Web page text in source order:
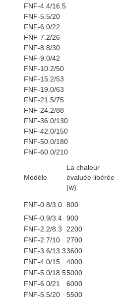
FNF-4.4/16.5
FNF-5.5/20
FNF-6.0/22
FNF-7.2/26
FNF-8.8/30
FNF-9.0/42
FNF-10.2/50
FNF-15.2/53
FNF-19.0/63
FNF-21.5/75
FNF-24.2/88
FNF-36.0/130
FNF-42.0/150
FNF-50.0/180
FNF-60.0/210
Modèle
La chaleur
évaluée libérée
(w)
FNF-0.8/3.0 800
FNF-0.9/3.4 900
FNF-2.2/8.3
2200
FNF-2.7/10
2700
FNF-3.6/13.33600
FNF-4.0/15
4000
FNF-5.0/18.55000
FNF-6.0/21
6000
FNF-5.5/20
5500